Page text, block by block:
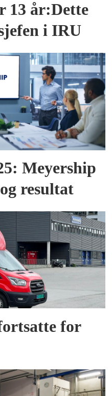
13 år:Dette
i IRU
Meyership
resultat
for